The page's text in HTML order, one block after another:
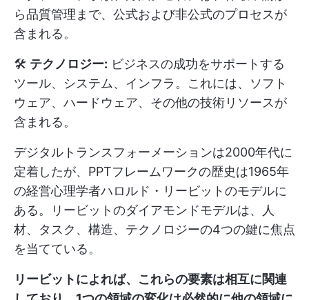
ら品質管理まで、公式および非公式のプロセスが
含まれる。
🛠️ テクノロジー: ビジネスの成功をサポートする
ツール、システム、インフラ。これには、ソフト
ウェア、ハードウェア、その他の技術リソースが
含まれる。
デジタルトランスフォーメーションは2000年代に
定着したが、PPTフレームワークの歴史は1965年
の経営心理学者ハロルド・リービットのモデルに
ある。リービットのダイアモンドモデルは、人
材、タスク、構造、テクノロジーの4つの鍵に焦点
を当てている。
リービットによれば、これらの要素は相互に関連